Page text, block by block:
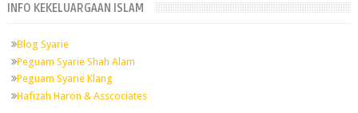
INFO KEKELUARGAAN ISLAM
Blog Syarie
Peguam Syarie Shah Alam
Peguam Syarie Klang
Hafizah Haron & Asscociates